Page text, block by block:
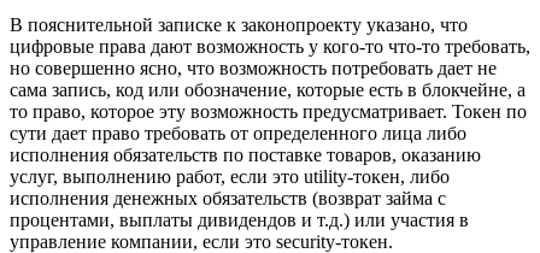
В пояснительной записке к законопроекту указано, что
цифровые права дают возможность у кого-то что-то требовать,
но совершенно ясно, что возможность потребовать дает не
сама запись, код или обозначение, которые есть в блокчейне, а
то право, которое эту возможность предусматривает. Токен по
сути дает право требовать от определенного лица либо
исполнения обязательств по поставке товаров, оказанию
услуг, выполнению работ, если это utility-токен, либо
исполнения денежных обязательств (возврат займа с
процентами, выплаты дивидендов и т.д.) или участия в
управление компании, если это security-токен.